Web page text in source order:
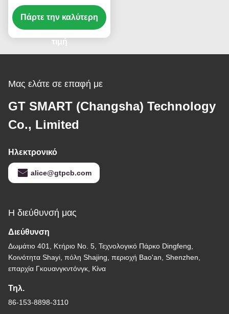
πινάκων PCB PCB
ευκίνητο PCB 1
στρώματος
Πάρτε την καλύτερη
τιμή
Μας ελάτε σε επαφή με
GT SMART (Changsha) Technology
Co., Limited
Ηλεκτρονικό
alice@gtpcb.com
Η διεύθυνσή μας
Διεύθυνση
Δωμάτιο 401, Κτήριο Νο. 5, Τεχνολογικό Πάρκο Dingfeng,
Κοινότητα Shayi, πόλη Shajing, περιοχή Bao'an, Shenzhen,
επαρχία Γκουανγκντόνγκ, Κίνα
Τηλ.
86-153-8898-3110